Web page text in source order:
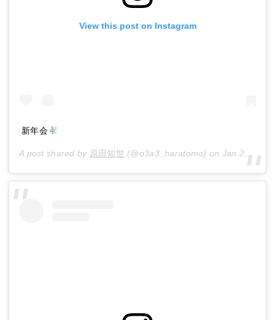
View this post on Instagram
新年会
A post shared by 原田知世 (@o3a3_haratomo) on Jan 25, 2017 at 6:40am PST